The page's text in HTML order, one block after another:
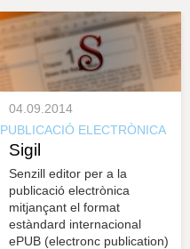
u
l
e
a
04.09.2014
PUBLICACIÓ ELECTRÒNICA
Sigil
Senzill editor per a la
publicació electrònica
mitjançant el format
estàndard internacional
ePUB (electronc publication)